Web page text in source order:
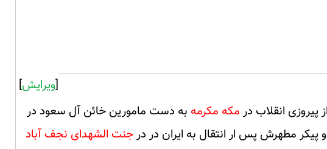
[ویرایش]
انقلاب در مکه مکرمه به دست مامورین خائن آل سعود در
جنت الشهدای نجف آباد